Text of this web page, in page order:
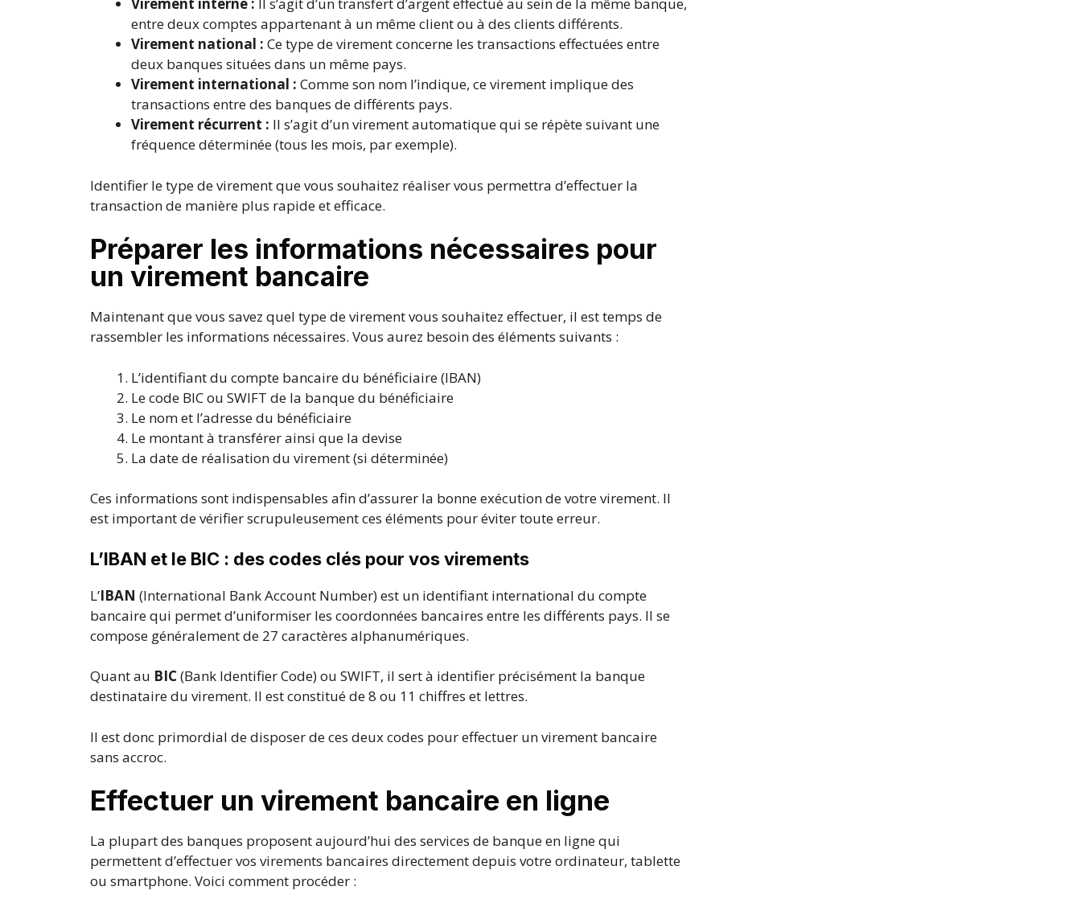
Virement interne : Il s’agit d’un transfert d’argent effectué au sein de la même banque,
entre deux comptes appartenant à un même client ou à des clients différents.
Virement national : Ce type de virement concerne les transactions effectuées entre
deux banques situées dans un même pays.
Virement international : Comme son nom l’indique, ce virement implique des
transactions entre des banques de différents pays.
Virement récurrent : Il s’agit d’un virement automatique qui se répète suivant une
fréquence déterminée (tous les mois, par exemple).
Identifier le type de virement que vous souhaitez réaliser vous permettra d’effectuer la
transaction de manière plus rapide et efficace.
Préparer les informations nécessaires pour
un virement bancaire
Maintenant que vous savez quel type de virement vous souhaitez effectuer, il est temps de
rassembler les informations nécessaires. Vous aurez besoin des éléments suivants :
L’identifiant du compte bancaire du bénéficiaire (IBAN)
Le code BIC ou SWIFT de la banque du bénéficiaire
Le nom et l’adresse du bénéficiaire
Le montant à transférer ainsi que la devise
La date de réalisation du virement (si déterminée)
Ces informations sont indispensables afin d’assurer la bonne exécution de votre virement. Il
est important de vérifier scrupuleusement ces éléments pour éviter toute erreur.
L’IBAN et le BIC : des codes clés pour vos virements
L’IBAN (International Bank Account Number) est un identifiant international du compte
bancaire qui permet d’uniformiser les coordonnées bancaires entre les différents pays. Il se
compose généralement de 27 caractères alphanumériques.
Quant au BIC(Bank Identifier Code) ou SWIFT, il sert à identifier précisément la banque
destinataire du virement. Il est constitué de 8 ou 11 chiffres et lettres.
Il est donc primordial de disposer de ces deux codes pour effectuer un virement bancaire
sans accroc.
Effectuer un virement bancaire en ligne
La plupart des banques proposent aujourd’hui des services de banque en ligne qui
permettent d’effectuer vos virements bancaires directement depuis votre ordinateur, tablette
ou smartphone. Voici comment procéder :